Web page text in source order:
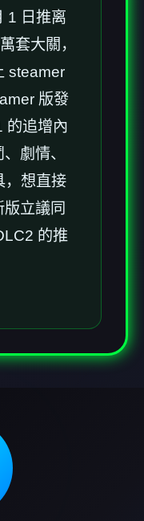
1 日推离
套大關，
steamer
版發
的追增內
劇情、
，想直接
立議同
的推